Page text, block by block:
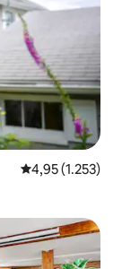
4,95 (1.253)